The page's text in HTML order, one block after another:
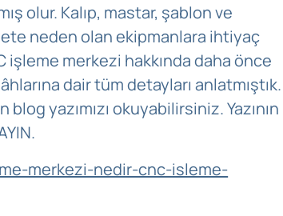
olur. Kalıp, mastar, şablon ve
neden olan ekipmanlara ihtiyaç
merkezi hakkında daha önce
dair tüm detayları anlatmıştık.
yazımızı okuyabilirsiniz. Yazının
merkezi-nedir-cnc-isleme-